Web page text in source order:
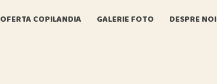
OFERTA COPILANDIA GALERIE FOTO DESPRE NOI